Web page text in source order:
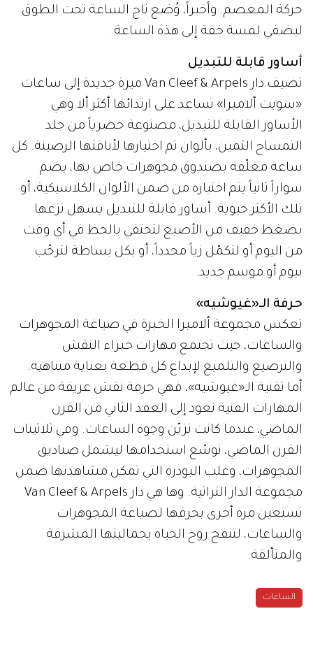
حركة المعصم. وأخيراً، وُضع تاج الساعة تحت الطوق
ليضفي لمسة خفة إلى هذه الساعة.
أساور قابلة للتبديل
تضيف دار Van Cleef & Arpels ميزة جديدة إلى ساعات
«سويت ألامبرا» تساعد على ارتدائها أكثر ألا وهي
الأساور القابلة للتبديل، مصنوعة حصرياً من جلد
التمساح الثمين، بألوان تم اختيارها لأناقتها الرصينة. كل
ساعة مغلّفة بصندوق مجوهرات خاص بها، يضم
سواراً ثانياً يتم اختياره من ضمن الألوان الكلاسيكية، أو
تلك الأكثر حيوية. أساور قابلة للتبديل يسهل نزعها
بضغط خفيف من الأصبع لتحتفي بالحظ في أي وقت
من اليوم أو لتكمّل زياً محدداً، أو بكل بساطة لترحّب
بيوم أو موسم جديد.
حرفة الـ«غيوشيه»
تعكس مجموعة ألامبرا الخبرة في صياغة المجوهرات
والساعات، حيث تجتمع مهارات خبراء النقش
والترصيع والتلميع لإبداع كل قطعة بعناية متناهية.
أما تقنية الـ«غيوشيه»، فهي حرفة نقش عريقة من عالم
المهارات الفنية تعود إلى العقد الثاني من القرن
الماضي، عندما كانت تزيّن وجوه الساعات. وفي ثلاثينات
القرن الماضي، توسّع استخدامها ليشمل صناديق
المجوهرات، وعلب البودرة التي تمكن مشاهدتها ضمن
مجموعة الدار التراثية. وها هي دار Van Cleef & Arpels
تستعين مرة أخرى بحرفها لصياغة المجوهرات
والساعات، لتنفح روح الحياة بجماليتها المشرقة
والمتألقة.
الساعات